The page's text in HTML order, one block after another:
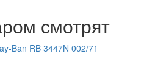
смотрят
Ban RB 3447N 002/71